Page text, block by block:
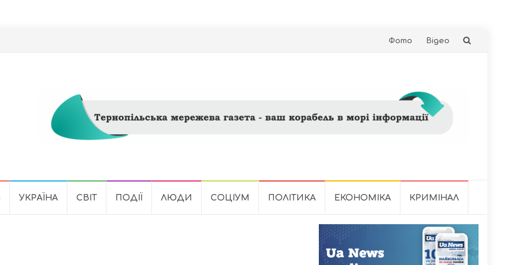
Skip
Фото Відео
УКРАЇНА СВІТ ПОДІЇ ЛЮДИ СОЦІУМ ПОЛІТИКА ЕКОНОМІКА КРИМІНАЛ